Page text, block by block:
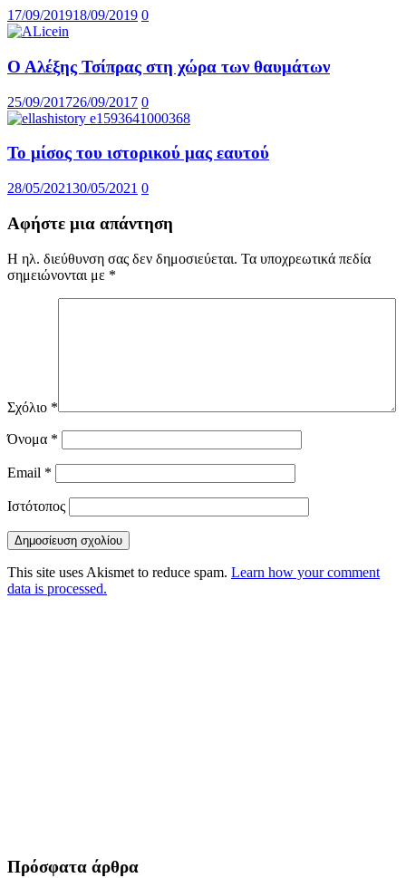
17/09/201918/09/2019 0
Ο Αλέξης Τσίπρας στη χώρα των θαυμάτων
25/09/201726/09/2017 0
Το μίσος του ιστορικού μας εαυτού
28/05/202130/05/2021 0
Αφήστε μια απάντηση
Η ηλ. διεύθυνση σας δεν δημοσιεύεται. Τα υποχρεωτικά πεδία
σημειώνονται με *
Σχόλιο *
Όνομα *
Email *
Ιστότοπος
This site uses Akismet to reduce spam. Learn how your comment
data is processed.
Πρόσφατα άρθρα